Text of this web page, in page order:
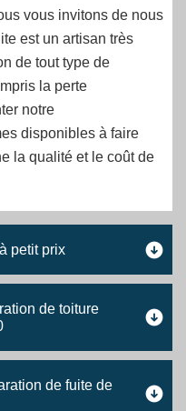
vous invitons de nous
est un artisan très
de tout type de
la perte
notre
disponibles à faire
la qualité et le coût de
petit prix
de toiture
de fuite de